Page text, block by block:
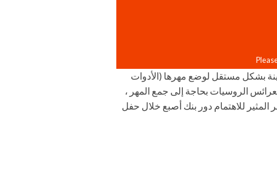
بشكل مستقل لوضع مهرها (الأدوات
الروسيات بحاجة إلى جمع المهر ،
للاهتمام دور بنك أصبع خلال حفل